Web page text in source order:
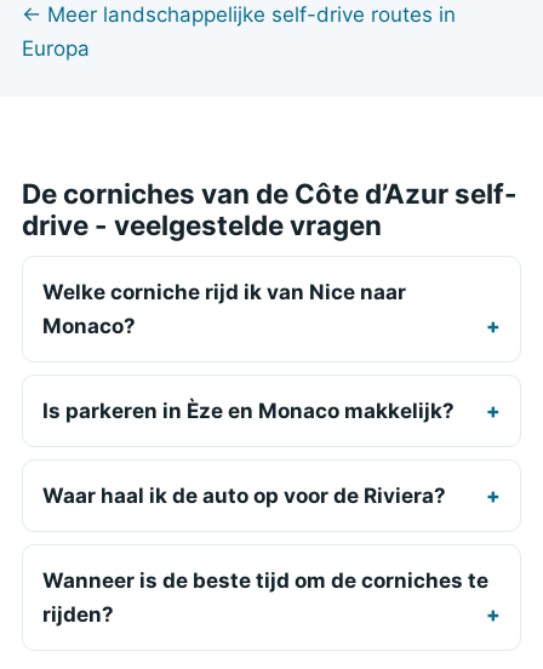
← Meer landschappelijke self-drive routes in
Europa
De corniches van de Côte d’Azur self-
drive - veelgestelde vragen
Welke corniche rijd ik van Nice naar
Monaco?
Is parkeren in Èze en Monaco makkelijk?
Waar haal ik de auto op voor de Riviera?
Wanneer is de beste tijd om de corniches te
rijden?